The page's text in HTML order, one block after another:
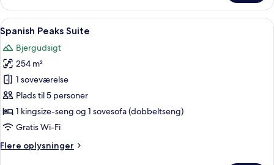
Peak
One
Bedroom
Suite
Indlæs
alle
billeder
af
Spanish
Peaks
Suite
En rummelig stue med en
6
Spanish Peaks Suite
Bjergudsigt
254 m²
1 soveværelse
Plads til 5 personer
1 kingsize-seng og 1 sovesofa (dobbeltseng)
Gratis Wi-Fi
Flere oplysninger
Flere